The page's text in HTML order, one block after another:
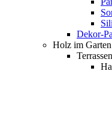
Dekor-
Holz im Garten